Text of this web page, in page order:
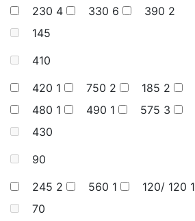
230 4 330 6 390 2
145
410
420 1 750 2 185 2
480 1 490 1 575 3
430
90
245 2 560 1 120/ 120 1
70